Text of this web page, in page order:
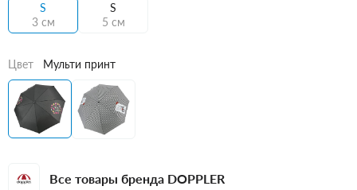
S
3 см
S
5 см
Цвет Мульти принт
Все товары бренда DOPPLER